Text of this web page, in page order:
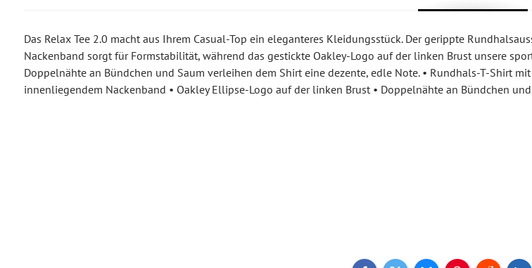
Das Relax Tee 2.0 macht aus Ihrem Casual-Top ein eleganteres Kleidungsstück. Der gerippte
Nackenband sorgt für Formstabilität, während das gestickte Oakley-Logo auf der linken Brust unsere
Doppelnähte an Bündchen und Saum verleihen dem Shirt eine dezente, edle Note. • Rundhals-T-Shirt
innenliegendem Nackenband • Oakley Ellipse-Logo auf der linken Brust • Doppelnähte an Bündchen